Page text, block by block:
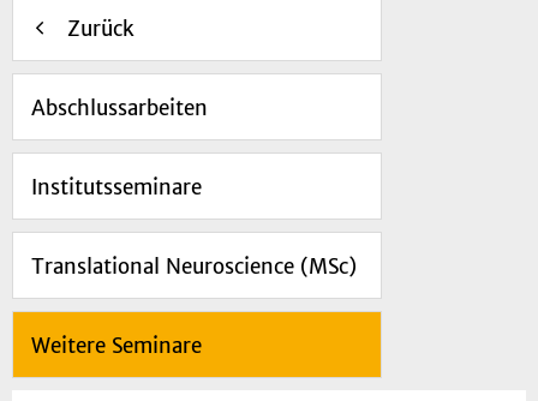
Zurück
Abschlussarbeiten
Institutsseminare
Translational Neuroscience (MSc)
Weitere Seminare